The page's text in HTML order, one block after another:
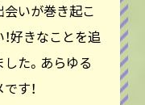
いが巻き起こ
好きなことを追
た。あらゆる
す！